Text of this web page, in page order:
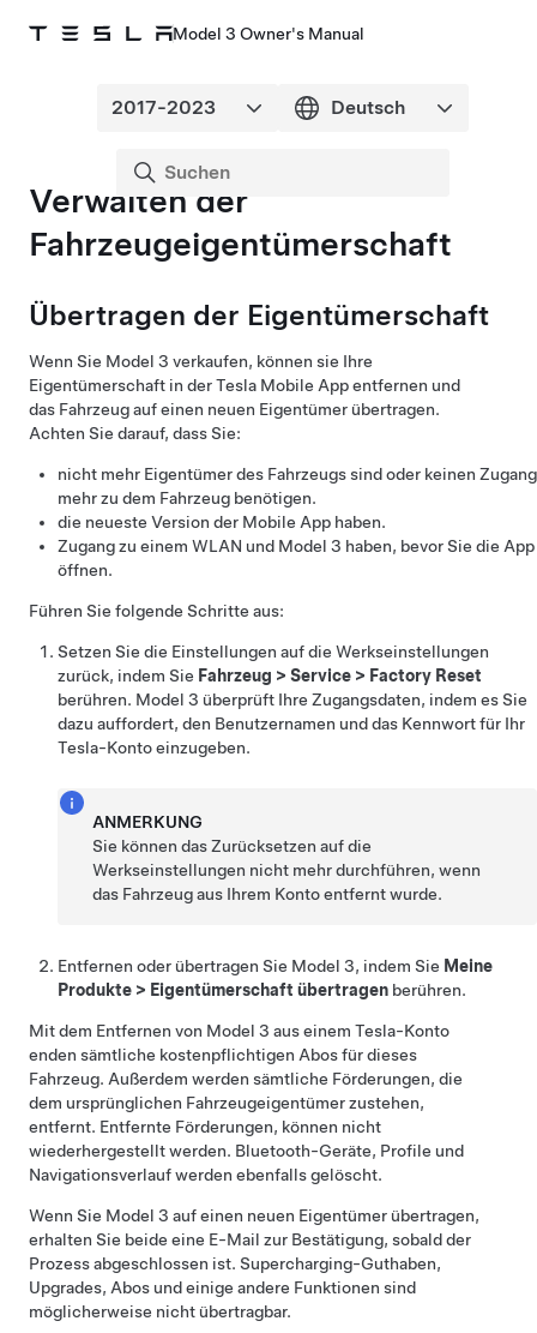
Model 3 Owner's Manual
Verwalten der
Fahrzeugeigentümerschaft
Übertragen der Eigentümerschaft
Wenn Sie Model 3 verkaufen, können sie Ihre
Eigentümerschaft in der Tesla Mobile App entfernen und
das Fahrzeug auf einen neuen Eigentümer übertragen.
Achten Sie darauf, dass Sie:
nicht mehr Eigentümer des Fahrzeugs sind oder keinen Zugang
mehr zu dem Fahrzeug benötigen.
die neueste Version der Mobile App haben.
Zugang zu einem WLAN und Model 3 haben, bevor Sie die App
öffnen.
Führen Sie folgende Schritte aus:
Setzen Sie die Einstellungen auf die Werkseinstellungen
zurück, indem Sie Fahrzeug > Service > Factory Reset
berühren. Model 3 überprüft Ihre Zugangsdaten, indem es Sie
dazu auffordert, den Benutzernamen und das Kennwort für Ihr
Tesla-Konto einzugeben.
ANMERKUNG
Sie können das Zurücksetzen auf die
Werkseinstellungen nicht mehr durchführen, wenn
das Fahrzeug aus Ihrem Konto entfernt wurde.
Entfernen oder übertragen Sie Model 3, indem Sie Meine
Produkte > Eigentümerschaft übertragen berühren.
Mit dem Entfernen von Model 3 aus einem Tesla-Konto
enden sämtliche kostenpflichtigen Abos für dieses
Fahrzeug. Außerdem werden sämtliche Förderungen, die
dem ursprünglichen Fahrzeugeigentümer zustehen,
entfernt. Entfernte Förderungen, können nicht
wiederhergestellt werden. Bluetooth-Geräte, Profile und
Navigationsverlauf werden ebenfalls gelöscht.
Wenn Sie Model 3 auf einen neuen Eigentümer übertragen,
erhalten Sie beide eine E-Mail zur Bestätigung, sobald der
Prozess abgeschlossen ist. Supercharging-Guthaben,
Upgrades, Abos und einige andere Funktionen sind
möglicherweise nicht übertragbar.